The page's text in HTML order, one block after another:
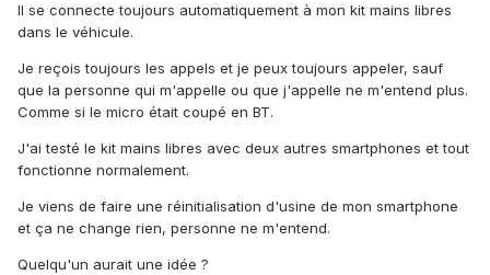
Il se connecte toujours automatiquement à mon kit mains libres
dans le véhicule.
Je reçois toujours les appels et je peux toujours appeler, sauf
que la personne qui m'appelle ou que j'appelle ne m'entend plus.
Comme si le micro était coupé en BT.
J'ai testé le kit mains libres avec deux autres smartphones et tout
fonctionne normalement.
Je viens de faire une réinitialisation d'usine de mon smartphone
et ça ne change rien, personne ne m'entend.
Quelqu'un aurait une idée ?